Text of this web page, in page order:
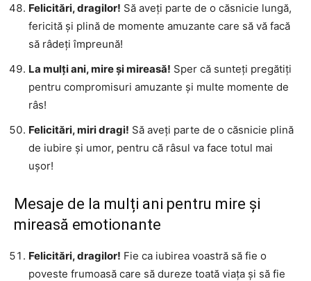
Felicitări, dragilor! Să aveți parte de o căsnicie lungă,
fericită și plină de momente amuzante care să vă facă
să râdeți împreună!
La mulți ani, mire și mireasă! Sper că sunteți pregătiți
pentru compromisuri amuzante și multe momente de
râs!
Felicitări, miri dragi! Să aveți parte de o căsnicie plină
de iubire și umor, pentru că râsul va face totul mai
ușor!
Mesaje de la mulți ani pentru mire și
mireasă emotionante
Felicitări, dragilor! Fie ca iubirea voastră să fie o
poveste frumoasă care să dureze toată viața și să fie